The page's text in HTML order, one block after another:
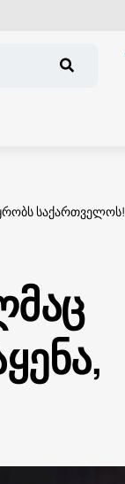
საქართველოს!